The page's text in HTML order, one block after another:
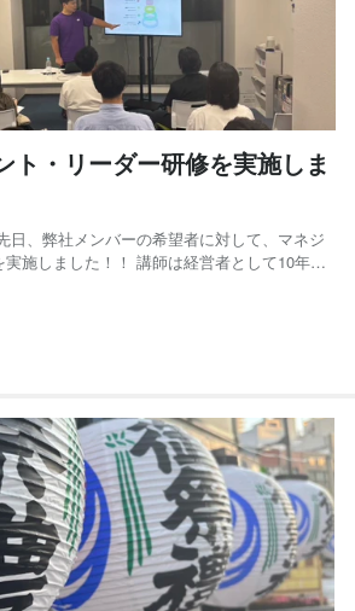
ト・リーダー研修を実施しま
日、弊社メンバーの希望者に対して、マネジ
施しました！！ 講師は経営者として10年以
対面・オンライン併用のハイブリッド型研修
加し、非常に貴重な学びの時間...